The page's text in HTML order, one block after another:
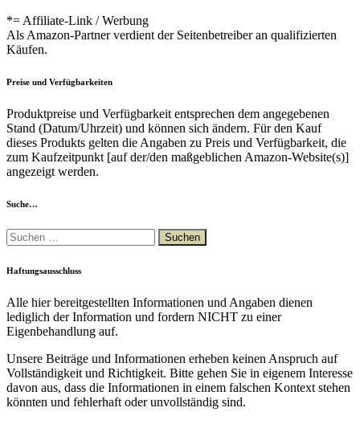
*= Affiliate-Link / Werbung
Als Amazon-Partner verdient der Seitenbetreiber an qualifizierten
Käufen.
Preise und Verfügbarkeiten
Produktpreise und Verfügbarkeit entsprechen dem angegebenen
Stand (Datum/Uhrzeit) und können sich ändern. Für den Kauf
dieses Produkts gelten die Angaben zu Preis und Verfügbarkeit, die
zum Kaufzeitpunkt [auf der/den maßgeblichen Amazon-Website(s)]
angezeigt werden.
Suche…
Suchen
nach:
Haftungsausschluss
Alle hier bereitgestellten Informationen und Angaben dienen
lediglich der Information und fordern NICHT zu einer
Eigenbehandlung auf.
Unsere Beiträge und Informationen erheben keinen Anspruch auf
Vollständigkeit und Richtigkeit. Bitte gehen Sie in eigenem Interesse
davon aus, dass die Informationen in einem falschen Kontext stehen
könnten und fehlerhaft oder unvollständig sind.